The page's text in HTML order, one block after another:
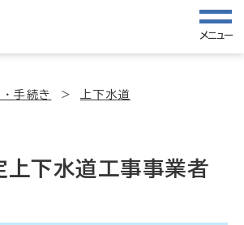
メニュー
手続き 上下水道
上下水道工事事業者